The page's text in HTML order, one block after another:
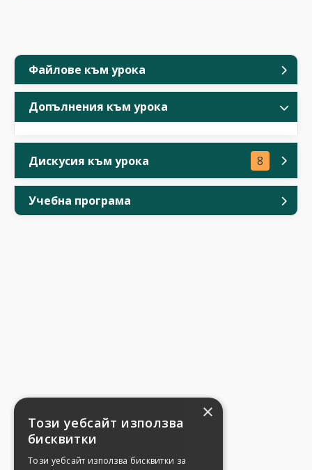
Файлове към урока
Допълнения към урока
Дискусия към урока 8
Учебна програма
×
Този уебсайт използва
бисквитки
Този уебсайт използва бисквитки за